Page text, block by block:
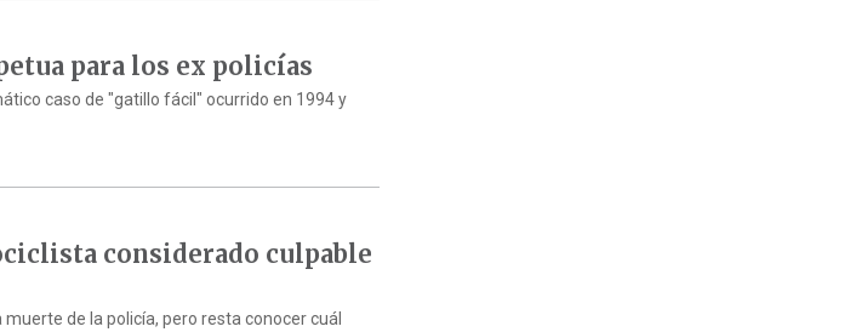
para los ex policías
caso de "gatillo fácil" ocurrido en 1994 y
considerado culpable
de la policía, pero resta conocer cuál